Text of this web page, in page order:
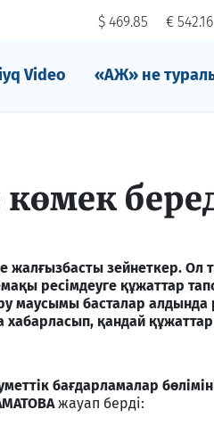
$ 469.85 € 542.16
Video «АЖ» не
жалғызбасты зейнеткер. Ол
ресімдеуге құжаттар
маусымы басталар алдында
қандай
бағдарламалар
жауап берді: